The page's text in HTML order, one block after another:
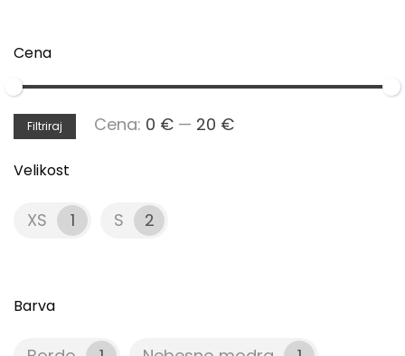
Cena
Min
Max
Filtriraj Cena: 0 € — 20 €
Velikost
XS 1 S 2
Barva